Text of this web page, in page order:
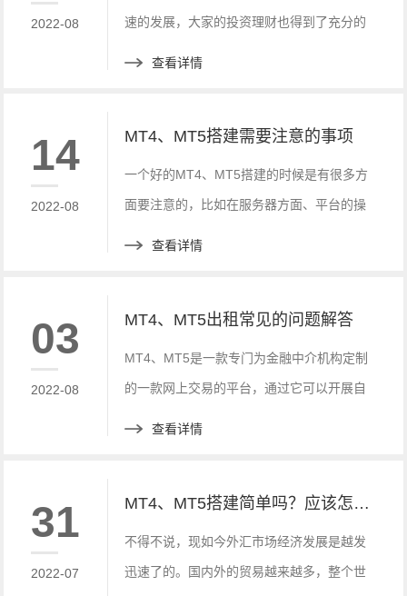
2022-08 速的发展，大家的投资理财也得到了充分的
在大家的视野中。今天就来谈一谈MT4、
MT5出租价格及MT4、MT5对大家的影响。
查看详情
14
2022-08
MT4、MT5搭建需要注意的事项
一个好的MT4、MT5搭建的时候是有很多方
面要注意的，比如在服务器方面、平台的操
查看详情
03
2022-08
MT4、MT5出租常见的问题解答
MT4、MT5是一款专门为金融中介机构定制
的一款网上交易的平台，通过它可以开展自
查看详情
31
2022-07
MT4、MT5搭建简单吗？应该怎么处理呢？
不得不说，现如今外汇市场经济发展是越发
迅速了的。国内外的贸易越来越多，整个世